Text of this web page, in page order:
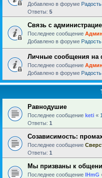
Добавлено в форуме
Ответы: 5
Связь с
Последнее сообщение
Добавлено в форуме
Личные сообщения на
Последнее сообщение
Добавлено в форуме
Равнодушие
Последнее сообщение keti «
Ответы: 1
Созависимость:
Последнее сообщение
Ответы: 1
Мы призваны к
Последнее сообщение IHmG